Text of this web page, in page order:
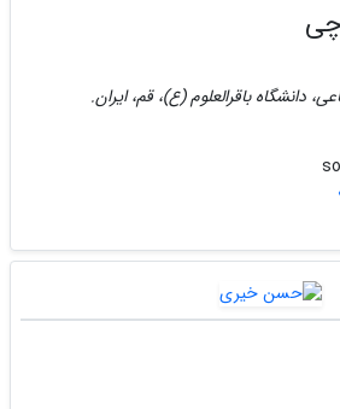
دانشگاه باقرالعلوم (ع)، قم، ایران.